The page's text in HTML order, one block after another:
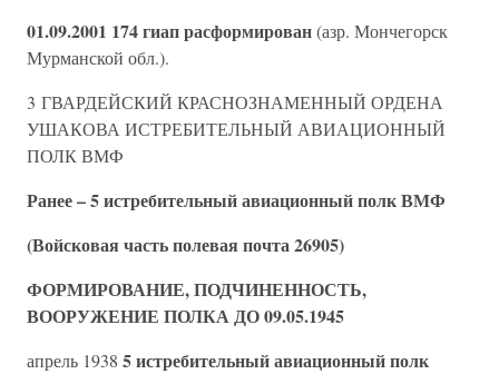
01.09.2001 174 гиап расформирован(азр. Мончегорск
Мурманской обл.).
3 ГВАРДЕЙСКИЙ КРАСНОЗНАМЕННЫЙ ОРДЕНА
УШАКОВА ИСТРЕБИТЕЛЬНЫЙ АВИАЦИОННЫЙ
ПОЛК ВМФ
Ранее – 5 истребительный авиационный полк ВМФ
(Войсковая часть полевая почта 26905)
ФОРМИРОВАНИЕ, ПОДЧИНЕННОСТЬ,
ВООРУЖЕНИЕ ПОЛКА ДО 09.05.1945
апрель 1938 5 истребительный авиационный полк